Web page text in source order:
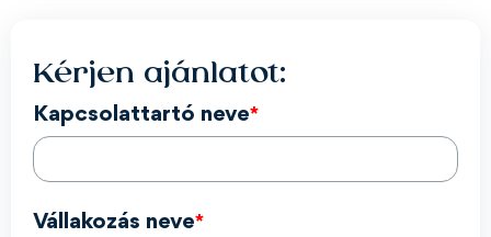
Kérjen ajánlatot:
Kapcsolattartó neve*
Vállakozás neve*